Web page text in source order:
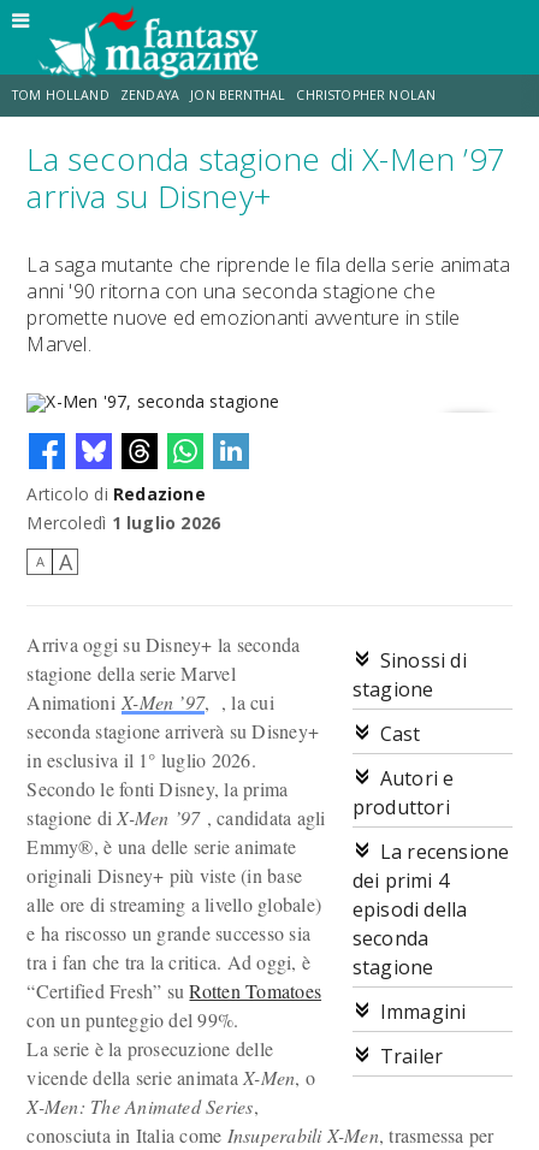
TOM HOLLAND ZENDAYA JON BERNTHAL CHRISTOPHER NOLAN
STRANIMONDI LUCCA COMICS & GAMES ODISSEA CHRIS MCKENNA
La seconda stagione di X-Men ’97
arriva su Disney+
La saga mutante che riprende le fila della serie animata
anni '90 ritorna con una seconda stagione che
promette nuove ed emozionanti avventure in stile
Marvel.
X-Men '97, seconda stagione
Articolo di Redazione
Mercoledì 1 luglio 2026
A A
Sinossi di
stagione
Cast
Autori e
produttori
La recensione
dei primi 4
episodi della
seconda
stagione
Immagini
Trailer
Arriva oggi su Disney+ la seconda
stagione della serie Marvel
Animationi X-Men ’97, , la cui
seconda stagione arriverà su Disney+
in esclusiva il 1° luglio 2026.
Secondo le fonti Disney, la prima
stagione di X-Men ’97, candidata agli
Emmy®, è una delle serie animate
originali Disney+ più viste (in base
alle ore di streaming a livello globale)
e ha riscosso un grande successo sia
tra i fan che tra la critica. Ad oggi, è
“Certified Fresh” suRotten Tomatoes
con un punteggio del 99%.
La serie è la prosecuzione delle
vicende della serie animata X-Men, o
X-Men: The Animated Series,
conosciuta in Italia come Insuperabili X-Men, trasmessa per